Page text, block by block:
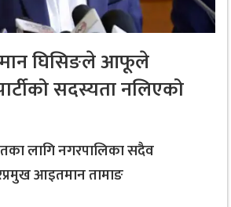
भूमि व्यवस्थापन शाखाको शुभारम्भ कार्य
र लिंगकाे आवश्यकताकाे आधारमा बजेट
: नगरप्रमुख आइतमान तामाङ
घिसिङले आफूले
सदस्यता नलिएको
लागि नगरपालिका सदैव
आइतमान तामाङ